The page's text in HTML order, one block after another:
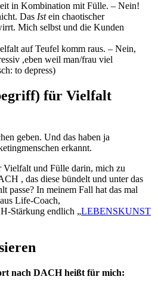
in Kombination mit Fülle. – Nein!
Das Istein chaotischer
Mich selbst und die Kunden
auf Teufel komm raus. – Nein,
,eben weil man/frau viel
to depress)
für Vielfalt
geben. Und das haben ja
erkannt.
und Fülle darin, mich zu
, das diese bündelt und unter das
passe? In meinem Fall hat das mal
Life-Coach,
Stärkung endlich „LEBENSKUNST
nach DACH heißt für mich: